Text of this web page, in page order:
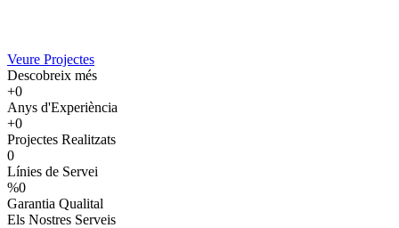
Veure Projectes
Descobreix més
+0
Anys d'Experiència
+0
Projectes Realitzats
0
Línies de Servei
%0
Garantia Qualital
Els Nostres Serveis